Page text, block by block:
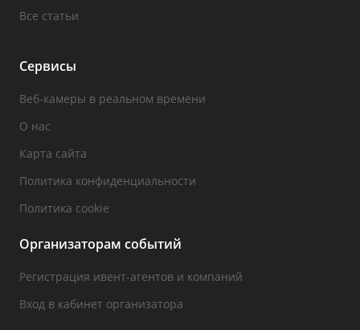
Все статьи
Сервисы
Веб-камеры в реальном времени
О нас
Карта сайта
Политика конфиденциальности
Политика cookie
Организаторам событий
Регистрация ивент-агентов и компаний
Вход в кабинет организатора